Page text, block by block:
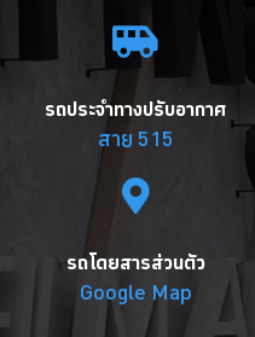
รถประจำทางปรับอากาศ
สาย 515
รถโดยสารส่วนตัว
Google Map